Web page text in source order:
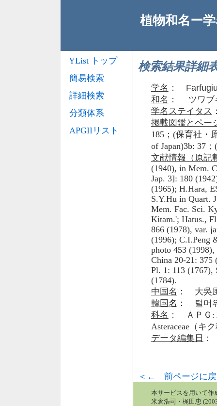
植物和名ー
検索結果詳細
学名 ：
和名 ： ツワブ
学名ステイタス
掲載図鑑とペー
185；(保育社・
of Japan)3b: 37
文献情報（原記
(1940), in Mem.
Jap. 3]: 180
(1965); H.Hara,
S.Y.Hu in Quart.
Mem. Fac. Sci.
Kitam.'; Hatus.,
866 (1978), var.
(1996); C.I.Peng
photo 453
China 20-21: 375
Pl. 1: 113 (1767),
(1784).
中国名 ： 大吳
韓国名 ： 털머
科名 ： ＡＰＧ:
Asteraceae（キ
データ編集日
＜← 前ページに戻
YList トップ
簡易検索
詳細検索
分類体系
APGIIリスト
本サービスを用いて作
米倉浩司・梶田忠